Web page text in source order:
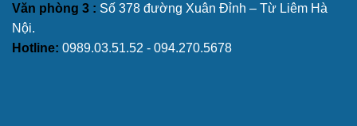
Văn phòng 3 : Số 378 đường Xuân Đỉnh – Từ Liêm Hà
Nội.
Hotline: 0989.03.51.52 - 094.270.5678